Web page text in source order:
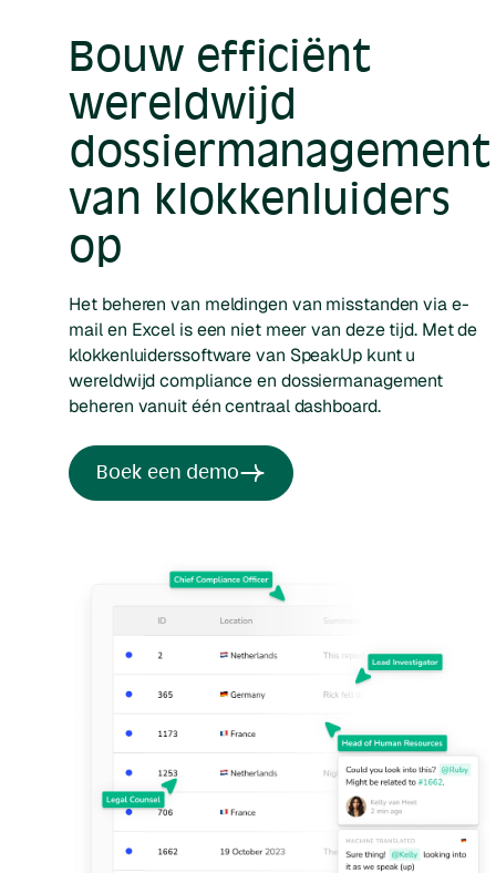
Bouw efficiënt
wereldwijd
dossiermanagement
van klokkenluiders
op
Het beheren van meldingen van misstanden via e-
mail en Excel is een niet meer van deze tijd. Met de
klokkenluiderssoftware van SpeakUp kunt u
wereldwijd compliance en dossiermanagement
beheren vanuit één centraal dashboard.
Boek een demo